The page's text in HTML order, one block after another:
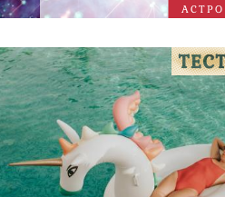
АСТРО